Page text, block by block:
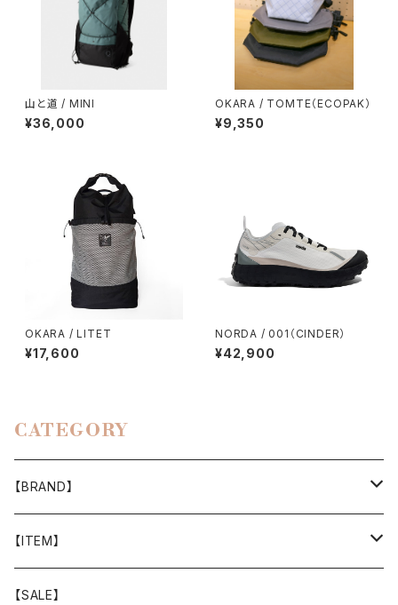
山と道 / MINI
¥36,000
OKARA / TOMTE（ECOPAK）
¥9,350
OKARA / LITET
¥17,600
NORDA / 001（CINDER）
¥42,900
CATEGORY
【BRAND】
山と道
T-SHIRT
迷迭香
【ITEM】
WEAR
【SALE】